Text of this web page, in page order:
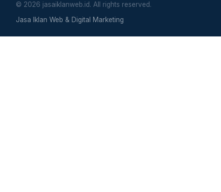
© 2026 jasaiklanweb.id. All rights reserved.
Jasa Iklan Web & Digital Marketing